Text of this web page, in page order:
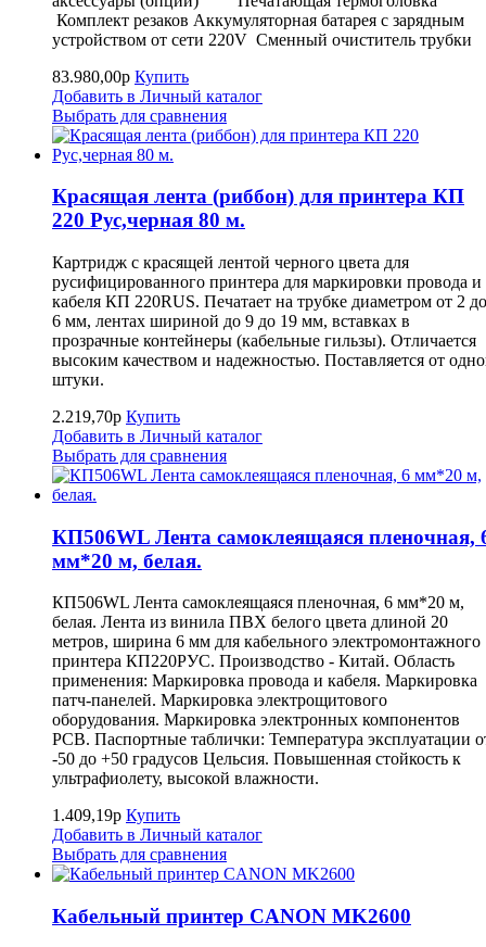
Комплект резаков Аккумуляторная батарея с зарядным
устройством от сети 220V Сменный очиститель
83.980,00р Купить
Добавить в Личный каталог
Выбрать для сравнения
Красящая лента (риббон) для принтера КП
220 Рус,черная 80 м.
Картридж с красящей лентой черного цвета для
русифицированного принтера для маркировки провода и
кабеля КП 220RUS. Печатает на трубке диаметром от 2 до
6 мм, лентах шириной до 9 до 19 мм, вставках в
прозрачные контейнеры (кабельные гильзы). Отличается
высоким качеством и надежностью. Поставляется от
штуки.
2.219,70р Купить
Добавить в Личный каталог
Выбрать для сравнения
КП506WL Лента самоклеящаяся пленочная,
мм*20 м, белая.
КП506WL Лента самоклеящаяся пленочная, 6 мм*20 м,
белая. Лента из винила ПВХ белого цвета длиной 20
метров, ширина 6 мм для кабельного электромонтажного
принтера КП220РУС. Производство - Китай. Область
применения: Маркировка провода и кабеля. Маркировка
патч-панелей. Маркировка электрощитового
оборудования. Маркировка электронных компонентов
РСВ. Паспортные таблички: Температура эксплуатации
-50 до +50 градусов Цельсия. Повышенная стойкость к
ультрафиолету, высокой влажности.
1.409,19р Купить
Добавить в Личный каталог
Выбрать для сравнения
Кабельный принтер CANON MK2600